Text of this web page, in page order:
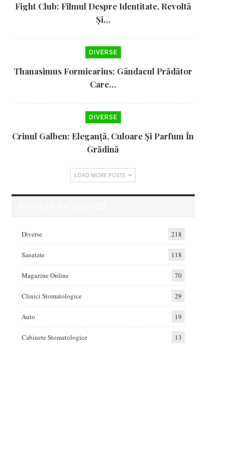
Fight Club: Filmul Despre Identitate, Revoltă
Și…
DIVERSE
Thanasimus Formicarius: Gândacul Prădător
Care…
DIVERSE
Crinul Galben: Eleganță, Culoare Și Parfum În
Grădină
LOAD MORE POSTS
Diverse 218
Sanatate 118
Magazine Online 70
Clinici Stomatologice 29
Auto 19
Cabinete Stomatologice 13